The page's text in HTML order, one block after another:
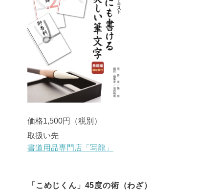
価格1,500円（税別）
取扱い先
書道用品専門店「写龍」
「こめじくん」45度の術（わざ）